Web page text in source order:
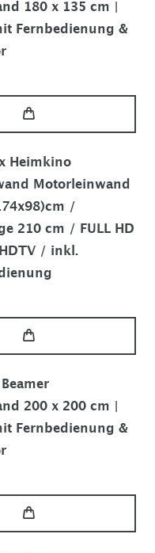
180 x 135 cm |
Fernbedienung &
Heimkino
Motorleinwand
/
210 cm / FULL HD
/ inkl.
200 x 200 cm |
Fernbedienung &